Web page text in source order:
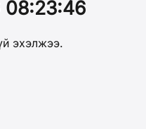
эхэлжээ.